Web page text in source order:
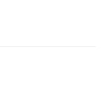
rovnat bolesti